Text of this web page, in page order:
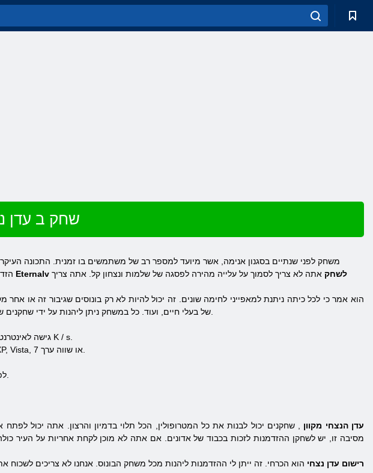
שחק ב עדן
Eternalv לשחק אתה לא צריך לסמוך על עלייה מהירה לפסגה של שלמות ונצחון קל. אתה צריך
הוא אמר כי לכל כיתה ניתנת למאפייני לחימה שונים. זה יכול להיות לא רק בונוסים שגיבור זה או
1. & Nbsp; & nbsp; & nbsp; & nbsp; & nbsp; & nbsp; גישה לאינטרנט במהירויות של לפחות 600 K / s.
עדן הנצחי מקוון
, שחקנים יכול לבנות את כל המטרופולין, הכל תלוי בדמיון והרצון. אתה יכול
מסיבה זו, יש לשחקן ההזדמנות לזכות בכבוד של אדונים. אם אתה לא מוכן לקחת אחריות על העיר
רישום עדן נצחי הוא הכרחי. זה ייתן לי ההזדמנות ליהנות מכל משחק הבונוס. אנחנו לא צריכים